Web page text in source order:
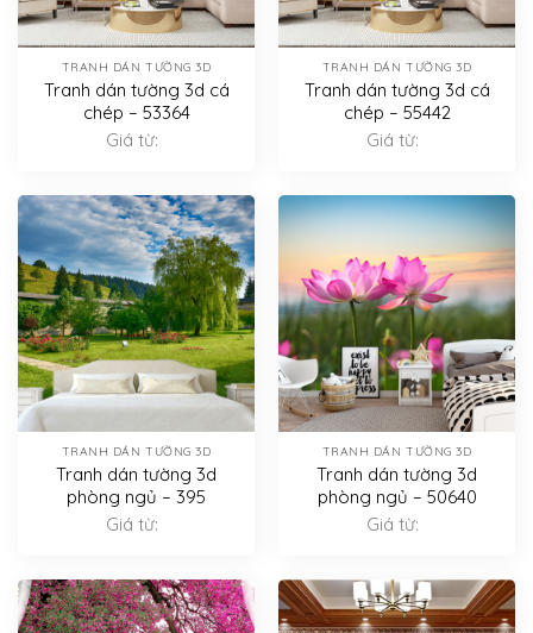
TRANH DÁN TƯỜNG 3D
Tranh dán tường 3d cá
chép – 53364
Giá từ:
TRANH DÁN TƯỜNG 3D
Tranh dán tường 3d cá
chép – 55442
Giá từ:
TRANH DÁN TƯỜNG 3D
Tranh dán tường 3d
phòng ngủ – 395
Giá từ:
TRANH DÁN TƯỜNG 3D
Tranh dán tường 3d
phòng ngủ – 50640
Giá từ: